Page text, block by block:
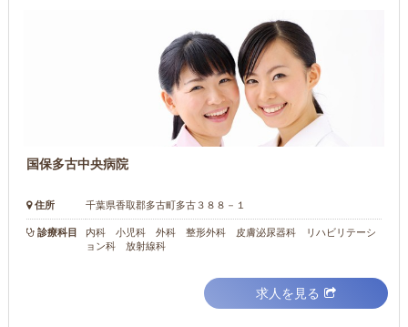
国保多古中央病院
住所 千葉県香取郡多古町多古３８８－１
診療科目
内科 小児科 外科 整形外科 皮膚泌尿器科 リハビリテーシ
ョン科 放射線科
求人を見る